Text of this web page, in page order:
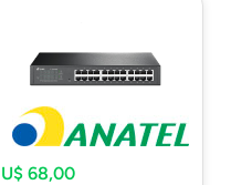
U$ 68,00